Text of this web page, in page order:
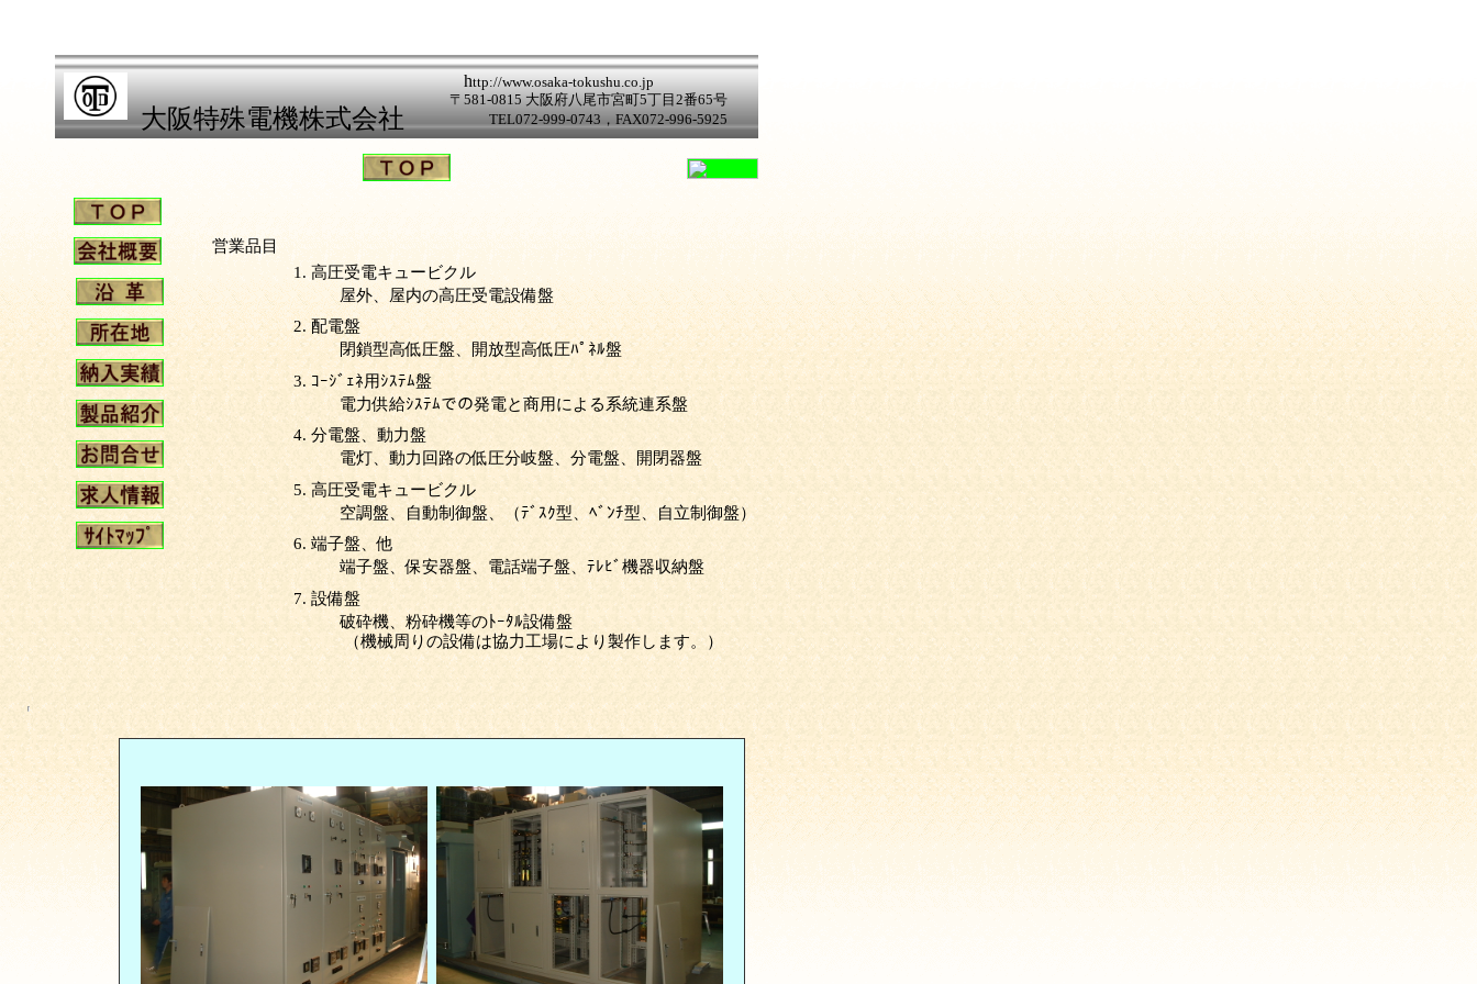
営業品目
1. 高圧受電キュービクル
屋外、屋内の高圧受電設備盤
2. 配電盤
閉鎖型高低圧盤、開放型高低圧ﾊﾟﾈﾙ盤
3.
4.
5.
6.
7.
ｺｰｼﾞｪﾈ用ｼｽﾃﾑ盤
電力供給ｼｽﾃﾑでの発電と商用による系統連系盤
分電盤、動力盤
電灯、動力回路の低圧分岐盤、分電盤、開閉器盤
高圧受電キュービクル
空調盤、自動制御盤、（ﾃﾞｽｸ型、ﾍﾞﾝﾁ型、自立制御盤）
端子盤、他
端子盤、保安器盤、電話端子盤、ﾃﾚﾋﾞ機器収納盤
設備盤
破砕機、粉砕機等のﾄｰﾀﾙ設備盤
（機械周りの設備は協力工場により製作します。）
〒581-0815 大阪府八尾市宮町5丁目2番65号
TEL072-999-0743，FAX072-996-5925
大阪特殊電機株式会社
http://www.osaka-tokushu.co.jp